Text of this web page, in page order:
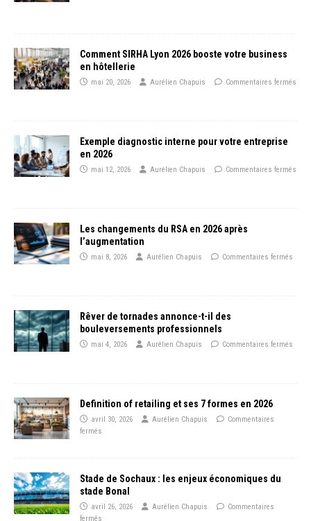
Comment SIRHA Lyon 2026 booste votre business
en hôtellerie
mai 20, 2026 Aurélien Chapuis Commentaires fermés
Exemple diagnostic interne pour votre entreprise
en 2026
mai 12, 2026 Aurélien Chapuis Commentaires fermés
Les changements du RSA en 2026 après
l’augmentation
mai 8, 2026 Aurélien Chapuis Commentaires fermés
Rêver de tornades annonce-t-il des
bouleversements professionnels
mai 4, 2026 Aurélien Chapuis Commentaires fermés
Definition of retailing et ses 7 formes en 2026
avril 30, 2026 Aurélien Chapuis
Commentaires
fermés
Stade de Sochaux : les enjeux économiques du
stade Bonal
avril 26, 2026 Aurélien Chapuis
Commentaires
fermés